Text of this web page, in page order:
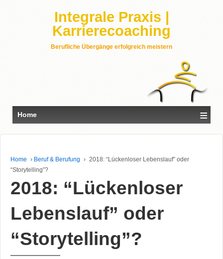
Integrale Praxis |
Karrierecoaching
Berufliche Übergänge erfolgreich meistern
Home ≡
Home › Beruf & Berufung › 2018: “Lückenloser Lebenslauf” oder
“Storytelling”?
2018: “Lückenloser
Lebenslauf” oder
“Storytelling”?